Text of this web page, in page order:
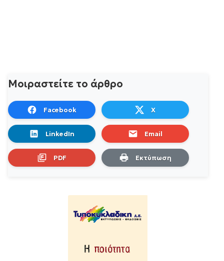
Μοιραστείτε το άρθρο
Facebook X
LinkedIn Email
PDF Εκτύπωση